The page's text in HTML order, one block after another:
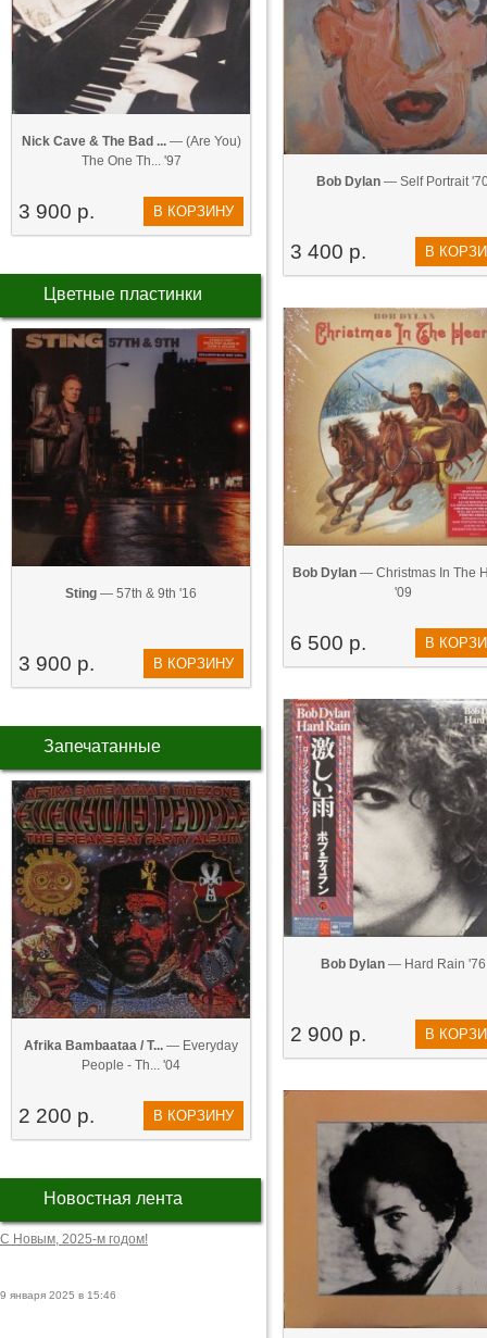
Nick Cave & The Bad ...— (Are You)
The One Th... '97
3 900 р. В КОРЗИНУ
Цветные пластинки
Sting — 57th & 9th '16
3 900 р. В КОРЗИНУ
Запечатанные
Afrika Bambaataa / T... — Everyday
People - Th... '04
2 200 р. В КОРЗИНУ
Новостная лента
С Новым, 2025-м годом!
9 января 2025 в 15:46
Bob Dylan — Self Portrait
3 400 р. В
Bob Dylan— Christmas In The
'09
6 500 р. В
Bob Dylan— Hard Rain '76
2 900 р. В